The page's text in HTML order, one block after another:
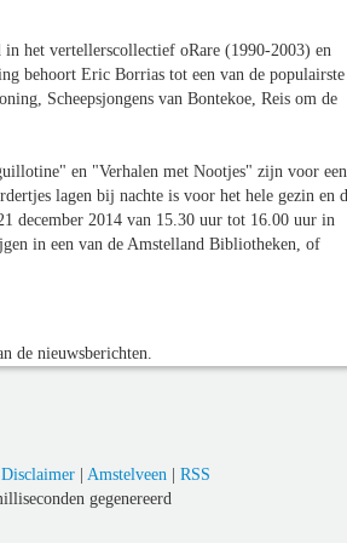
het vertellerscollectief oRare (1990-2003) en
behoort Eric Borrias tot een van de populairste
Scheepsjongens van Bontekoe, Reis om de
en "Verhalen met Nootjes" zijn voor een
lagen bij nachte is voor het hele gezin en
december 2014 van 15.30 uur tot 16.00 uur in
in een van de Amstelland Bibliotheken, of
de nieuwsberichten.
| Amstelveen | RSS
gegenereerd